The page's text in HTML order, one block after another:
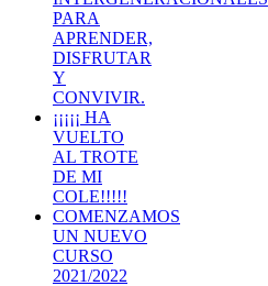
PARA
APRENDER,
DISFRUTAR
Y
CONVIVIR.
¡¡¡¡¡ HA
VUELTO
AL TROTE
DE MI
COLE!!!!!
COMENZAMOS
UN NUEVO
CURSO
2021/2022